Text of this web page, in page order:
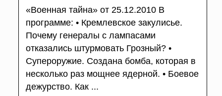
«Военная тайна» от 25.12.2010 В
программе: • Кремлевское закулисье.
Почему генералы с лампасами
отказались штурмовать Грозный? •
Супероружие. Создана бомба, которая в
несколько раз мощнее ядерной. • Боевое
дежурство. Как ...